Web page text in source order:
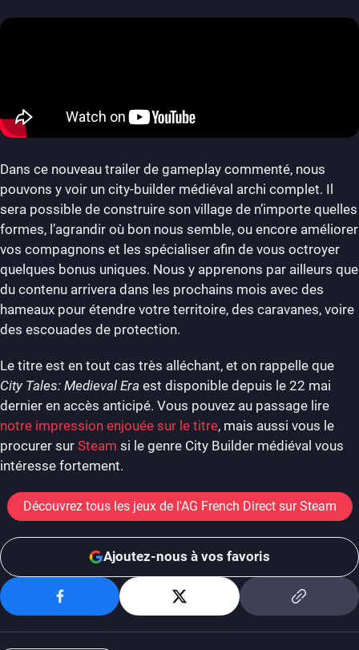
Dans ce nouveau trailer de gameplay commenté, nous
pouvons y voir un city-builder médiéval archi complet. Il
sera possible de construire son village de n’importe quelles
formes, l’agrandir où bon nous semble, ou encore améliorer
vos compagnons et les spécialiser afin de vous octroyer
quelques bonus uniques. Nous y apprenons par ailleurs que
du contenu arrivera dans les prochains mois avec des
hameaux pour étendre votre territoire, des caravanes, voire
des escouades de protection.
Le titre est en tout cas très alléchant, et on rappelle que
City Tales: Medieval Era est disponible depuis le 22 mai
dernier en accès anticipé. Vous pouvez au passage lire
notre impression enjouée sur le titre, mais aussi vous le
procurer sur Steam si le genre City Builder médiéval vous
intéresse fortement.
Découvrez tous les jeux de l'AG French Direct sur Steam
Ajoutez-nous à vos favoris